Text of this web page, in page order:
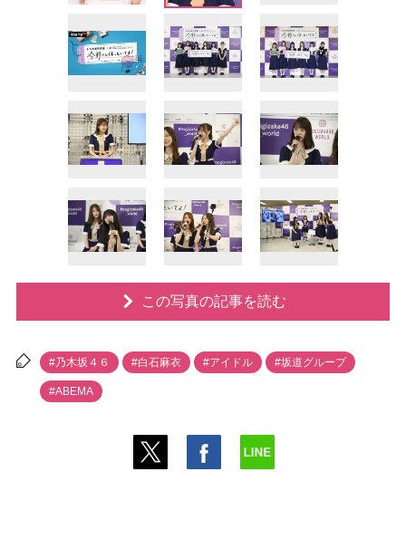
この写真の記事を読む
#乃木坂４６ #白石麻衣 #アイドル #坂道グループ
#ABEMA